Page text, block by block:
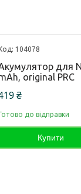
104078
для
original PRC
₴
до відправки
Купити